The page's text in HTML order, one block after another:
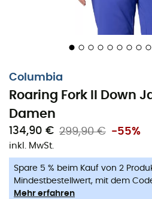
Columbia
Roaring Fork II Down
Damen
134,90 € 299,90 € -55%
inkl. MwSt.
Spare 5 % beim Kauf von 2
Mindestbestellwert, mit dem
Mehr erfahren
bei welchen Aktivitäten.
Roaring Fork II Down
winterliches Abenteuer in
Ausflüge in aller Ruhe!
Wasserfeste und
Technologie mit
Fortschrittliche
Infinity-Technologie
Helmkompatible Kapuze